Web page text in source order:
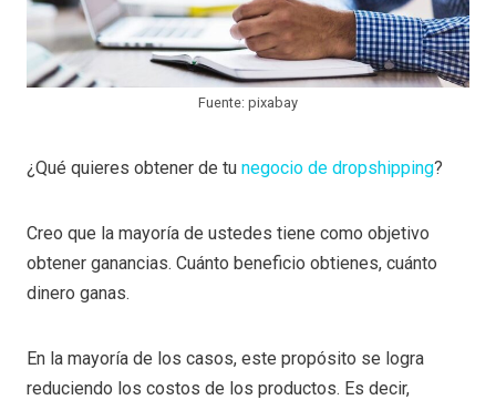
Fuente: pixabay
¿Qué quieres obtener de tu negocio de dropshipping?
Creo que la mayoría de ustedes tiene como objetivo
obtener ganancias. Cuánto beneficio obtienes, cuánto
dinero ganas.
En la mayoría de los casos, este propósito se logra
reduciendo los costos de los productos. Es decir,